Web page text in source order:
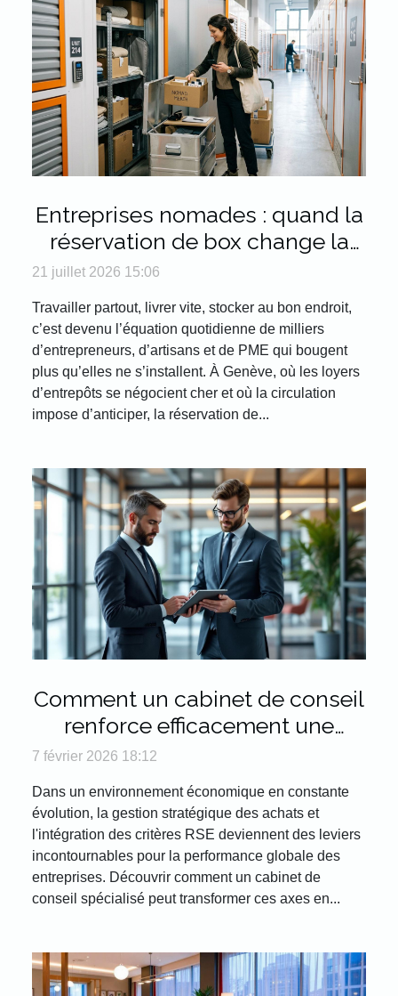
Entreprises nomades : quand la
réservation de box change la
donne logistique
21 juillet 2026 15:06
Travailler partout, livrer vite, stocker au bon endroit,
c’est devenu l’équation quotidienne de milliers
d’entrepreneurs, d’artisans et de PME qui bougent
plus qu’elles ne s’installent. À Genève, où les loyers
d’entrepôts se négocient cher et où la circulation
impose d’anticiper, la réservation de...
Comment un cabinet de conseil
renforce efficacement une
stratégie d'achat et RSE ?
7 février 2026 18:12
Dans un environnement économique en constante
évolution, la gestion stratégique des achats et
l'intégration des critères RSE deviennent des leviers
incontournables pour la performance globale des
entreprises. Découvrir comment un cabinet de
conseil spécialisé peut transformer ces axes en...